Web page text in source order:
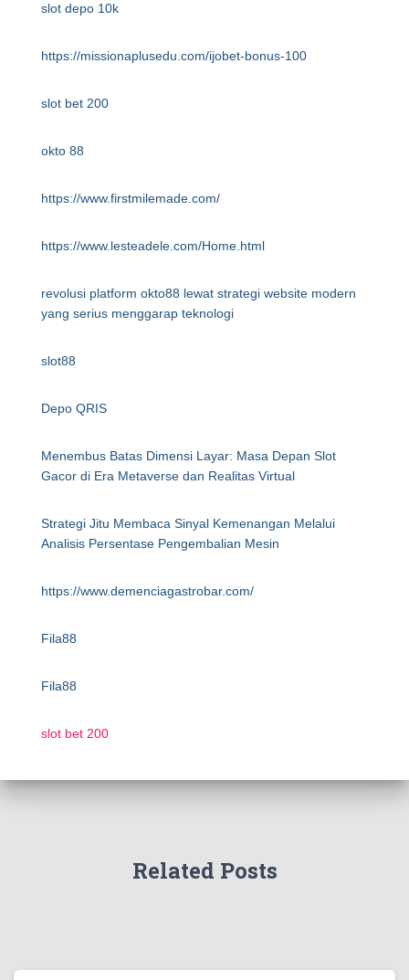
slot depo 10k
https://missionaplusedu.com/ijobet-bonus-100
slot bet 200
okto 88
https://www.firstmilemade.com/
https://www.lesteadele.com/Home.html
revolusi platform okto88 lewat strategi website modern
yang serius menggarap teknologi
slot88
Depo QRIS
Menembus Batas Dimensi Layar: Masa Depan Slot
Gacor di Era Metaverse dan Realitas Virtual
Strategi Jitu Membaca Sinyal Kemenangan Melalui
Analisis Persentase Pengembalian Mesin
https://www.demenciagastrobar.com/
Fila88
Fila88
slot bet 200
Related Posts